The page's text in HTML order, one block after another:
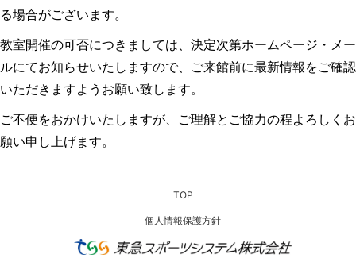
る場合がございます。
教室開催の可否につきましては、決定次第ホームページ・メー
ルにてお知らせいたしますので、ご来館前に最新情報をご確認
いただきますようお願い致します。
ご不便をおかけいたしますが、ご理解とご協力の程よろしくお
願い申し上げます。
TOP
個人情報保護方針